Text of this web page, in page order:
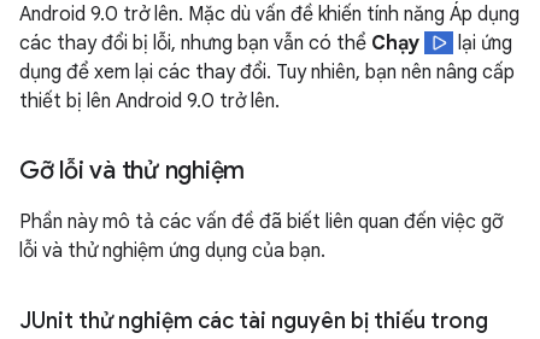
Android 9.0 trở lên. Mặc dù vấn đề khiến tính năng Áp dụng
các thay đổi bị lỗi, nhưng bạn vẫn có thể Chạy
lại ứng
dụng để xem lại các thay đổi. Tuy nhiên, bạn nên nâng cấp
thiết bị lên Android 9.0 trở lên.
Gỡ lỗi và thử nghiệm
Phần này mô tả các vấn đề đã biết liên quan đến việc gỡ
lỗi và thử nghiệm ứng dụng của bạn.
JUnit thử nghiệm các tài nguyên bị thiếu trong